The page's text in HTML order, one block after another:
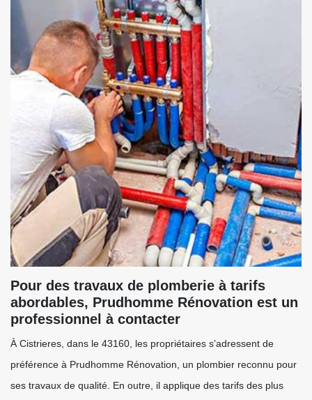
Pour des travaux de plomberie à tarifs
abordables, Prudhomme Rénovation est un
professionnel à contacter
À Cistrieres, dans le 43160, les propriétaires s’adressent de
préférence à Prudhomme Rénovation, un plombier reconnu pour
ses travaux de qualité. En outre, il applique des tarifs des plus